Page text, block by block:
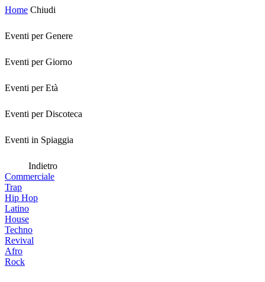
Home Chiudi
Eventi per Genere
Eventi per Giorno
Eventi per Età
Eventi per Discoteca
Eventi in Spiaggia
Indietro
Commerciale
Trap
Hip Hop
Latino
House
Techno
Revival
Afro
Rock